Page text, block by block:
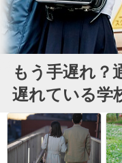
もう手遅れ？
遅れている学